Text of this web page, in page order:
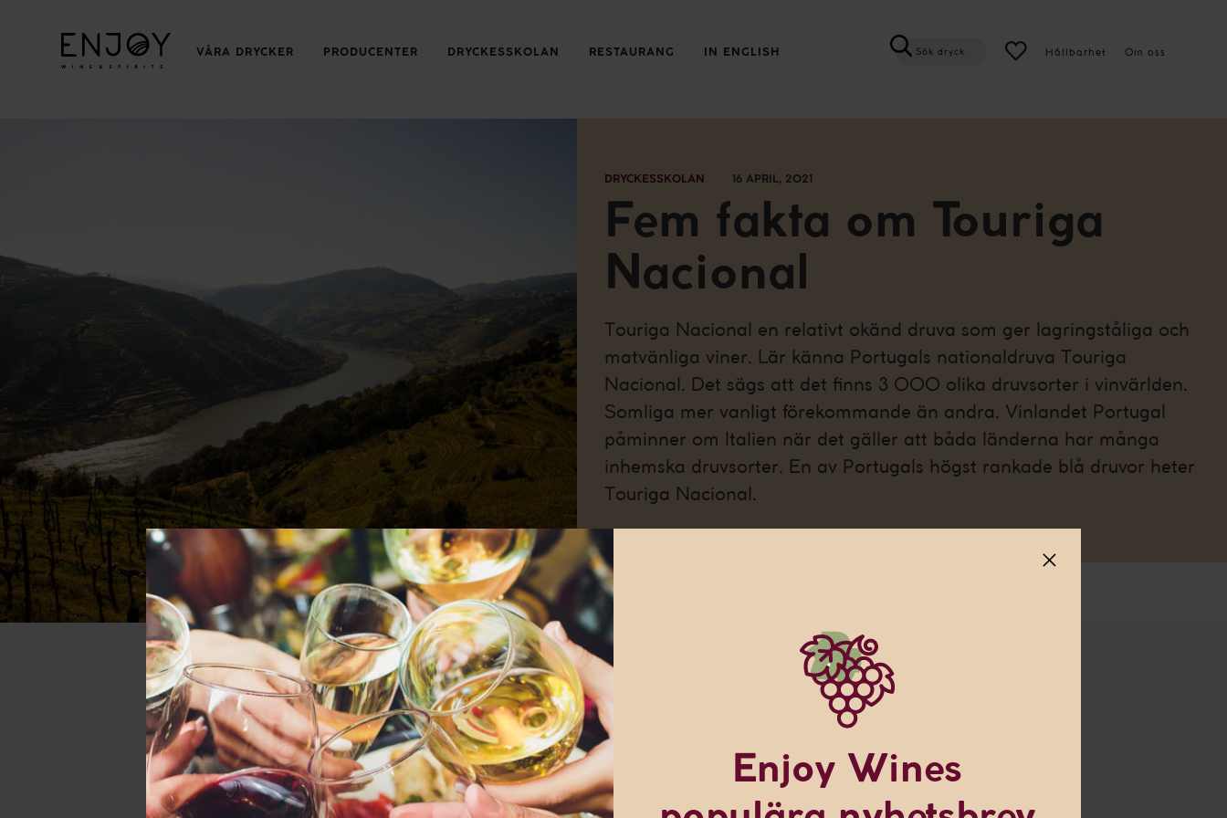
VÅRA DRYCKER PRODUCENTER DRYCKESSKOLAN RESTAURANG IN ENGLISH Sök dryck Hållbarhet Om oss
DRYCKESSKOLAN 16 APRIL, 2021
Fem fakta om Touriga
Nacional
Touriga Nacional en relativt okänd druva som ger lagringståliga och
matvänliga viner. Lär känna Portugals nationaldruva Touriga
Nacional. Det sägs att det finns 3 000 olika druvsorter i vinvärlden.
Somliga mer vanligt förekommande än andra. Vinlandet Portugal
påminner om Italien när det gäller att båda länderna har många
inhemska druvsorter. En av Portugals högst rankade blå druvor heter
Touriga Nacional.
1. TourigaNacional som uttalas (“tor-ee-gah nah-see-un-nall”) är en blå druva med sitt ursprung i norra
Portugal. Både Douro och Dão är områden som hävdar dess födelseplats som sin. Idag odlas den i hela
Portugal och i små mängder även i Sydafrika, USA och Australien.
Enjoy Wines
Denna webbplats innehåller information om
alkoholhaltiga drycker
Jag är 25 år eller äldre
Denna webbplats använder cookies
Den här webbplatsen använder cookies som hjälper oss att anpassa vårt innehåll och ge dig en